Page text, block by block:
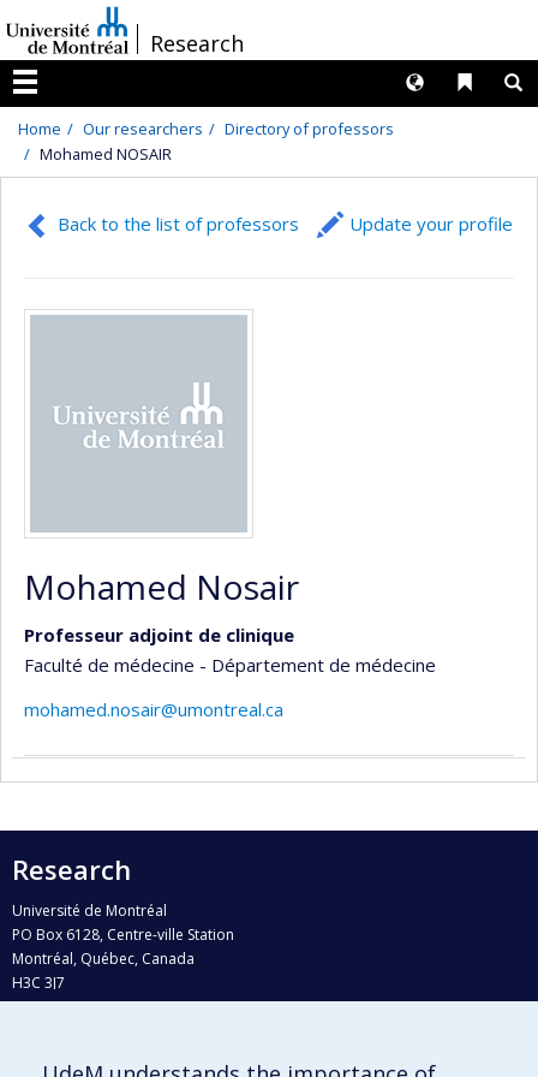
au
contenu
/Research
Menu
Liens
Langues
Home Our researchers
Directory of professors
Mohamed NOSAIR
Back to the list of professors Update your profile
Mohamed Nosair
Professeur adjoint de clinique
Faculté de médecine - Département de médecine
mohamed.nosair@umontreal.ca
Research
Université de Montréal
PO Box 6128, Centre-ville Station
Montréal, Québec, Canada
H3C 3J7